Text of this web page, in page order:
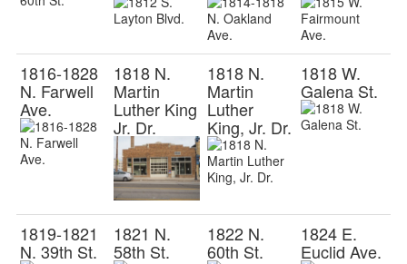
1816-1828
N. Farwell
Ave.
1818 N.
Martin
Luther King
Jr. Dr.
1818 N.
Martin
Luther
King, Jr. Dr.
1818 W.
Galena St.
1819-1821
N. 39th St.
1821 N.
58th St.
1822 N.
60th St.
1824 E.
Euclid Ave.